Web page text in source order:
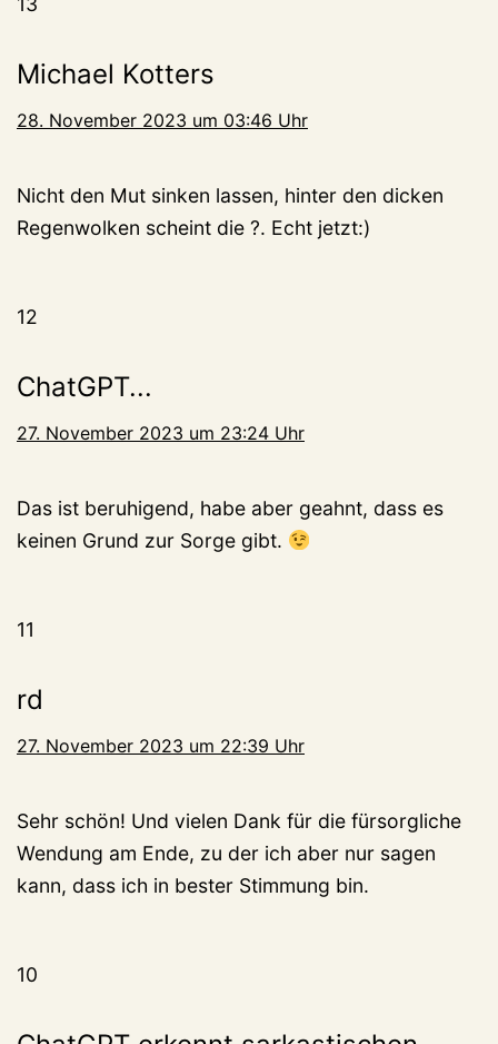
Michael Kotters
28. November 2023 um 03:46 Uhr
Nicht den Mut sinken lassen, hinter den dicken
Regenwolken scheint die ?. Echt jetzt:)
12
ChatGPT...
27. November 2023 um 23:24 Uhr
Das ist beruhigend, habe aber geahnt, dass es
keinen Grund zur Sorge gibt.
11
rd
27. November 2023 um 22:39 Uhr
Sehr schön! Und vielen Dank für die fürsorgliche
Wendung am Ende, zu der ich aber nur sagen
kann, dass ich in bester Stimmung bin.
10